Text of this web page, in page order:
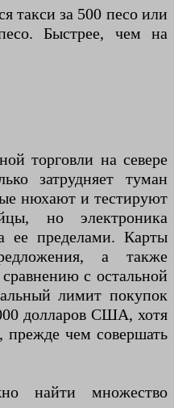
такси за 500 песо или
Быстрее, чем на
торговли на севере
затрудняет туман
нюхают и тестируют
но электроника
ее пределами. Карты
а также
с остальной
лимит покупок
долларов США, хотя
прежде чем совершать
найти множество